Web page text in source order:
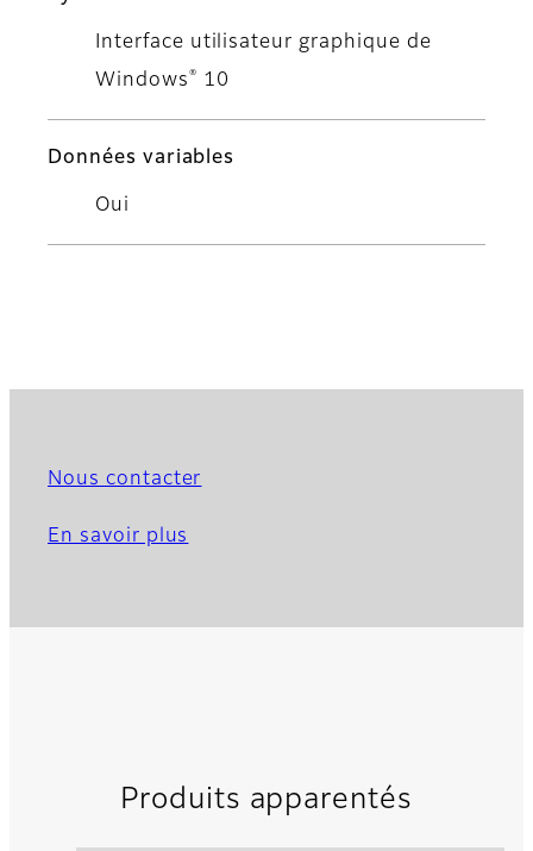
Interface utilisateur graphique de
Windows ® 10
Données variables
Oui
Nous contacter
En savoir plus
Produits apparentés